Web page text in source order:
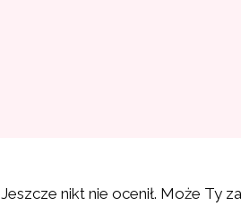
Jeszcze nikt nie ocenił. Może Ty